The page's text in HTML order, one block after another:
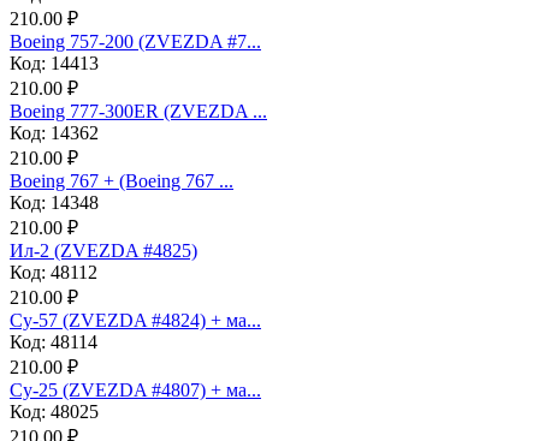
210.00 ₽
Boeing 757-200 (ZVEZDA #7...
Код: 14413
210.00 ₽
Boeing 777-300ER (ZVEZDA ...
Код: 14362
210.00 ₽
Boeing 767 + (Boeing 767 ...
Код: 14348
210.00 ₽
Ил-2 (ZVEZDA #4825)
Код: 48112
210.00 ₽
Су-57 (ZVEZDA #4824) + ма...
Код: 48114
210.00 ₽
Су-25 (ZVEZDA #4807) + ма...
Код: 48025